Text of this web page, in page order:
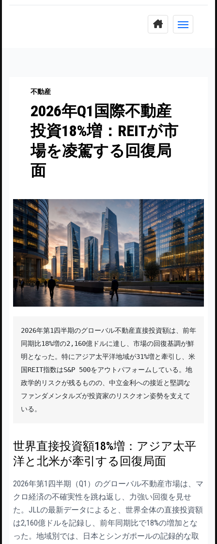
不動産
2026年Q1国際不動産
投資18%増：REITが市
場を凌駕する回復局
面
2026年第1四半期のグローバル不動産直接投資額は、前年
同期比18%増の2,160億ドルに達し、市場の回復基調が鮮
明となった。特にアジア太平洋地域が31%増と牽引し、米
国REIT指数はS&P 500をアウトパフォームしている。地
政学的リスクが残るものの、中立金利への接近と堅調な
ファンダメンタルズが投資家のリスクオン姿勢を支えて
いる。
世界直接投資額18%増：アジア太平
洋と北米が牽引する回復局面
2026年第1四半期（Q1）のグローバル不動産市場は、マ
クロ経済の不確実性を跳ね返し、力強い回復を見せ
た。JLLの最新データによると、世界全体の直接投資額
は2,160億ドルを記録し、前年同期比で18%の増加とな
った。地域別では、日本とシンガポールの記録的な取